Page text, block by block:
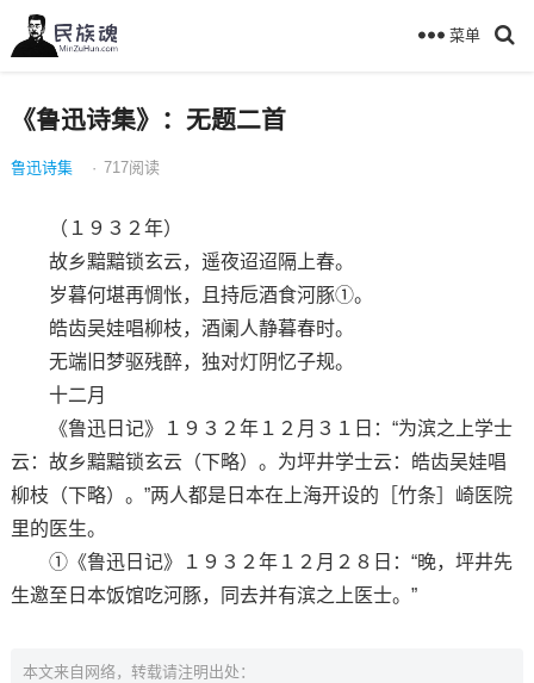
菜单
《鲁迅诗集》：无题二首
鲁迅诗集 · 717阅读
（１９３２年）
故乡黯黯锁玄云，遥夜迢迢隔上春。
岁暮何堪再惆怅，且持卮酒食河豚①。
皓齿吴娃唱柳枝，酒阑人静暮春时。
无端旧梦驱残醉，独对灯阴忆子规。
十二月
《鲁迅日记》１９３２年１２月３１日：“为滨之上学士
云：故乡黯黯锁玄云（下略）。为坪井学士云：皓齿吴娃唱
柳枝（下略）。”两人都是日本在上海开设的［竹条］崎医院
里的医生。
①《鲁迅日记》１９３２年１２月２８日：“晚，坪井先
生邀至日本饭馆吃河豚，同去并有滨之上医士。”
本文来自网络，转载请注明出处：